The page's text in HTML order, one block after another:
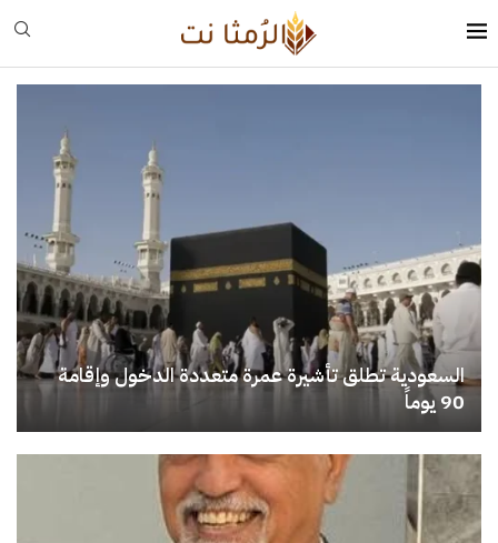
السعودية تطلق تأشيرة عمرة متعددة الدخول وإقامة
90 يوماً